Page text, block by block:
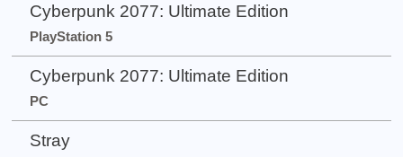
Cyberpunk 2077: Ultimate Edition
PlayStation 5
Cyberpunk 2077: Ultimate Edition
PC
Stray